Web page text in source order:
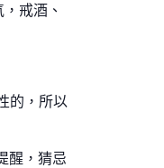
戒酒、
的，所以
醒，猜忌